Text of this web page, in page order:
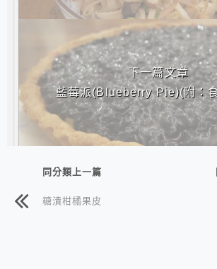
下一篇文章
藍莓派(Blueberry Pie)(附：
同分類上一篇
糖漬柑橘果皮